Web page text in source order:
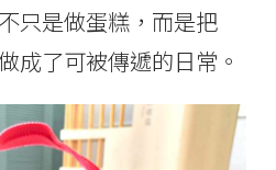
只是做蛋糕，而是把
成了可被傳遞的日常。